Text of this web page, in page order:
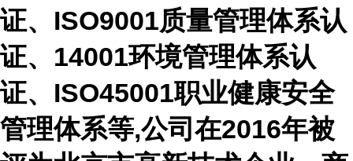
证、 ISO9001质量管理体系认
证、 14001环境管理体系认
证、 ISO45001职业健康安全
管理体系等,公司在2016年被